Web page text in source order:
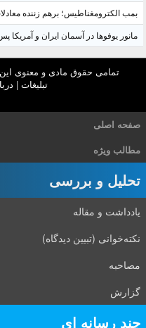
بمب الکترومغناطیس؛ برهم زننده
مانور یوفوها در آسمان ایران و
تمامی حقوق مادی و معنوی این
تبلیغات |
صفحه اصلی
مطالب ویژه
تحلیل و بررسی
یادداشت و مقاله
نکته‌خوانی (تبیین دیدگاه)
مصاحبه
گزارش
چند رسانه ای